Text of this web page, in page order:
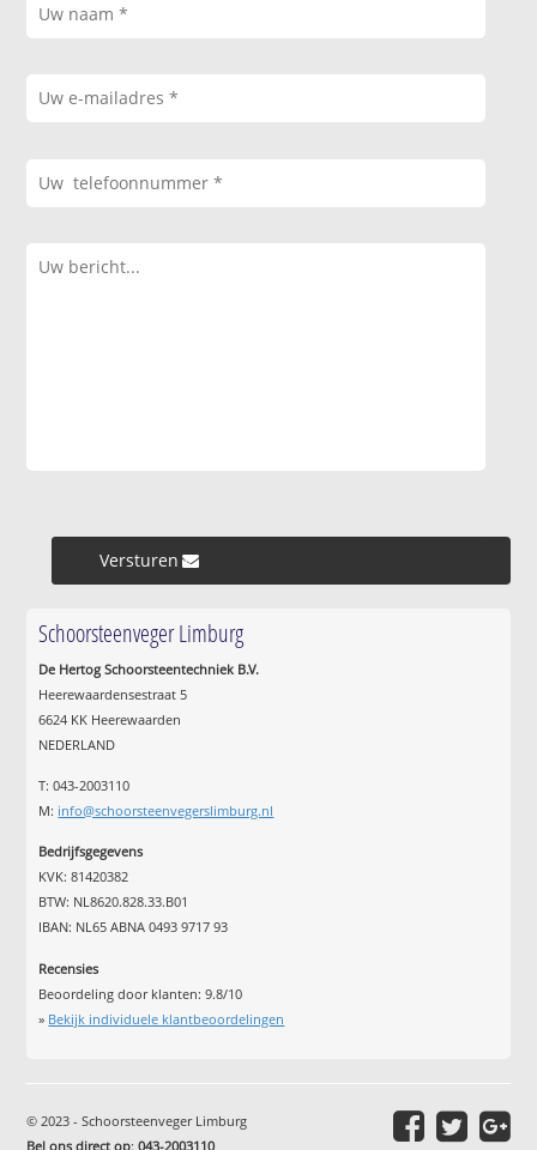
Versturen »
Schoorsteenveger Limburg
De Hertog Schoorsteentechniek B.V.
Heerewaardensestraat 5
6624 KK Heerewaarden
NEDERLAND
T: 043-2003110
M: info@schoorsteenvegerslimburg.nl
Bedrijfsgegevens
KVK: 81420382
BTW: NL8620.828.33.B01
IBAN: NL65 ABNA 0493 9717 93
Recensies
Beoordeling door klanten:9.8/10
» Bekijk individuele klantbeoordelingen
© 2023 - Schoorsteenveger Limburg
Bel ons direct op:043-2003110